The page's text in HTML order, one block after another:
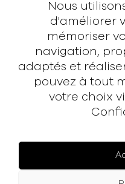
Nous
d'améliorer
mémoriser
navigation,
adaptés et
pouvez à tout
votre choix
À